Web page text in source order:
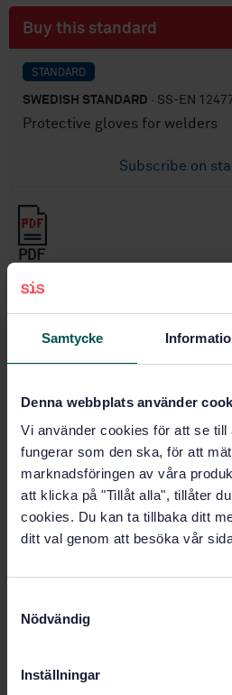
Samtycke
Denna webbplats använder
Vi använder cookies för att se till
fungerar som den ska, för att
marknadsföringen av våra
att klicka på "Tillåt alla", tillåter
cookies. Du kan ta tillbaka ditt
ditt val genom att besöka vår
Nödvändig
Inställningar
Buy this standard
STANDARD
SWEDISH STANDARD · SS-EN
Protective gloves for welders
Subscribe on
PDF
Language: English
08
International title:
Article no:STD-40205
Edition: 1
Approved:7/7/2005